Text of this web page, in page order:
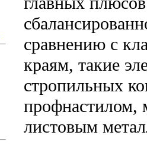
сравнению с
краям, такие
стропильных
профнастилом,
листовым